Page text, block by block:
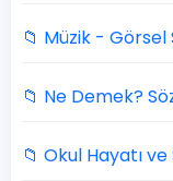
📁 Müzik -
📁 Ne Demek?
📁 Okul Hayatı